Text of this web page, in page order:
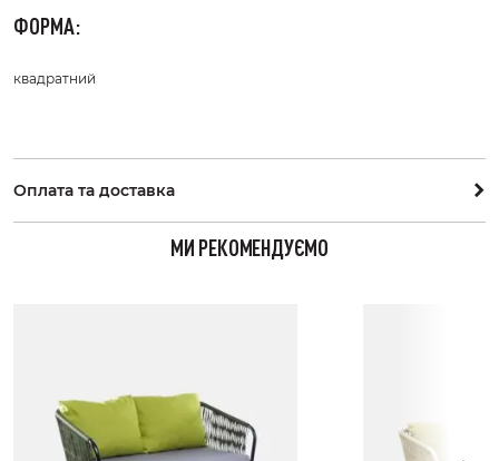
ФОРМА:
квадратний
Оплата та доставка
МИ РЕКОМЕНДУЄМО